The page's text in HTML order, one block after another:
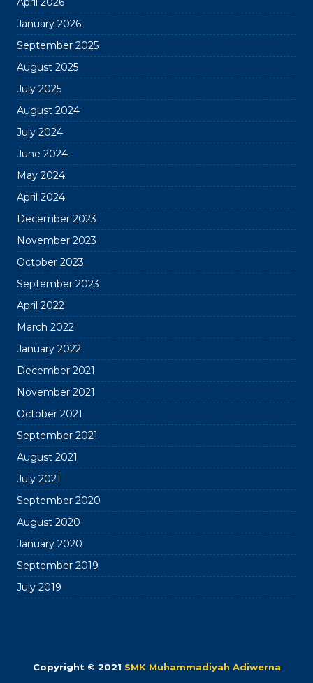
January 2026
September 2025
August 2025
July 2025
August 2024
July 2024
June 2024
May 2024
April 2024
December 2023
November 2023
October 2023
September 2023
April 2022
March 2022
January 2022
December 2021
November 2021
October 2021
September 2021
August 2021
July 2021
September 2020
August 2020
January 2020
September 2019
July 2019
Copyright © 2021 SMK Muhammadiyah Adiwerna